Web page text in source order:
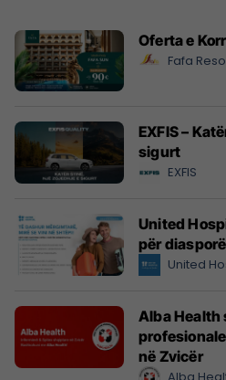
Oferta e
Fafa
EXFIS –
sigurt
EXFIS
United
për
United
Alba Health
në Zvicër